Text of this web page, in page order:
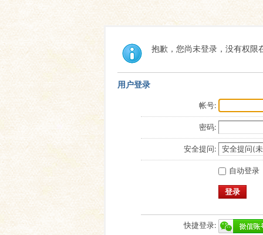
抱歉，您尚未登录，没有权限
用户登录
帐号:
密码:
安全提问:
自动登录
登录
快捷登录: